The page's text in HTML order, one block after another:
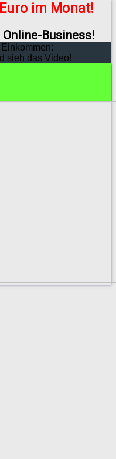
im Monat!
Business!
sieh das Video!